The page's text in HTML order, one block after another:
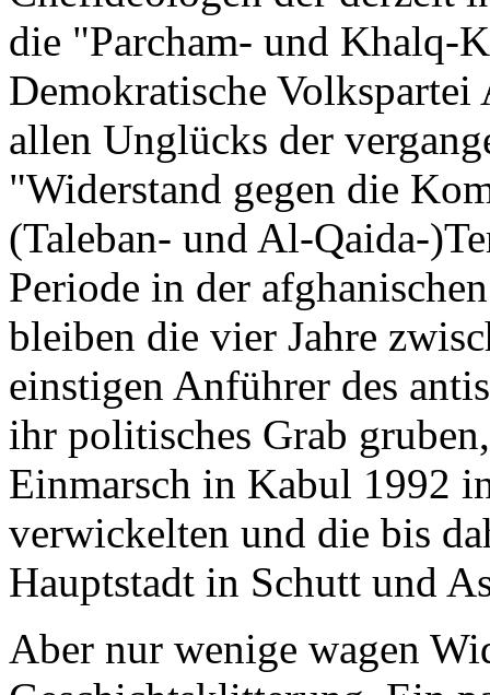
die "Parcham- und Khalq-
Demokratische
allen Unglücks der
"Widerstand gegen die
(Taleban- und Al-Qaida-
Periode in der
bleiben die vier Jahre
einstigen Anführer des
ihr politisches Grab
Einmarsch in Kabul 1992
verwickelten und die bis
Hauptstadt in Schutt und
Aber nur wenige wagen